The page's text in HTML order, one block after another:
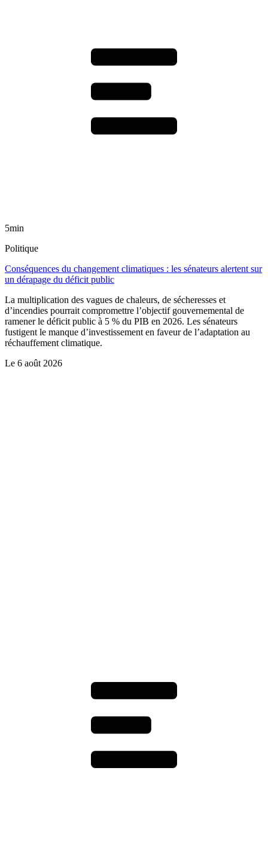
5min
Politique
Conséquences du changement climatiques : les sénateurs alertent sur
un dérapage du déficit public
La multiplication des vagues de chaleurs, de sécheresses et
d’incendies pourrait compromettre l’objectif gouvernemental de
ramener le déficit public à 5 % du PIB en 2026. Les sénateurs
fustigent le manque d’investissement en faveur de l’adaptation au
réchauffement climatique.
Le 6 août 2026